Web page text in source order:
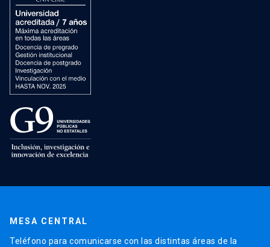
MESA CENTRAL
Teléfono para comunicarse con las distintas áreas de la